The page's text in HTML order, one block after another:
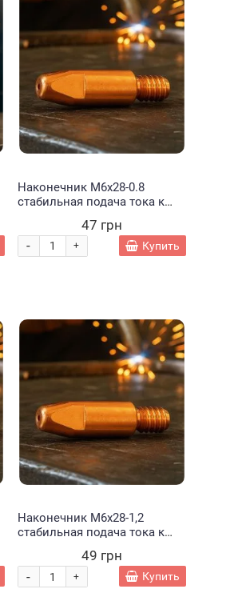
Наконечник М6х28-0.8
стабильная подача тока к
диаметром 0,8 мм.1125 (JS)
47 грн
+
- Купить
Наконечник М6х28-1,2
стабильная подача тока к
диаметром 1,2 мм.1127 (JS)
49 грн
+
- Купить